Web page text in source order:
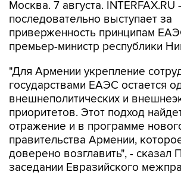
Москва. 7 августа.
последовательно выступает за
приверженность принципам
премьер-министр республики
"Для Армении укрепление
государствами ЕАЭС остается
внешнеполитических и
приоритетов. Этот подход
отражение и в программе
правительства Армении,
доверено возглавить", - сказал
заседании Евразийского